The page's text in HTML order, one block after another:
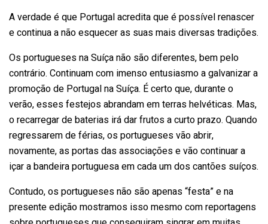
A verdade é que Portugal acredita que é possível renascer
e continua a não esquecer as suas mais diversas tradições.
Os portugueses na Suíça não são diferentes, bem pelo
contrário. Continuam com imenso entusiasmo a galvanizar a
promoção de Portugal na Suíça. É certo que, durante o
verão, esses festejos abrandam em terras helvéticas. Mas,
o recarregar de baterias irá dar frutos a curto prazo. Quando
regressarem de férias, os portugueses vão abrir,
novamente, as portas das associações e vão continuar a
içar a bandeira portuguesa em cada um dos cantões suíços.
Contudo, os portugueses não são apenas “festa” e na
presente edição mostramos isso mesmo com reportagens